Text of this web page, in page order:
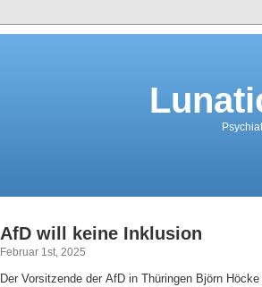
AfD will keine Inklusion
Februar 1st, 2025
Der Vorsitzende der AfD in Thüringen Björn